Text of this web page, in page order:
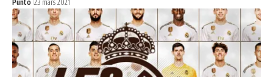
Punto 23 mars 2021